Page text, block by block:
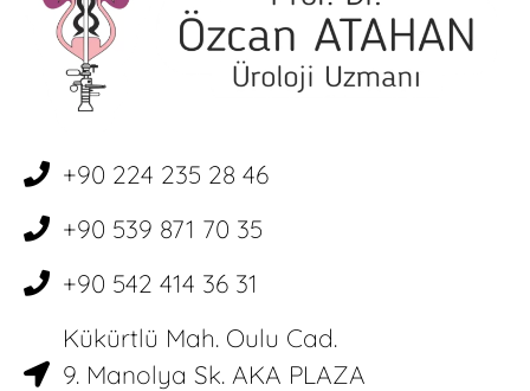
+90 224 235 28 46
+90 539 871 70 35
+90 542 414 36 31
Kükürtlü Mah. Oulu Cad.
9. Manolya Sk. AKA PLAZA